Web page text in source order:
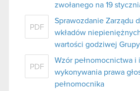
zwołanego na 19
PDF
Sprawozdanie Zarządu
wkładów
wartości godziwej
PDF
Wzór pełnomocnictwa i
wykonywania prawa
pełnomocnika